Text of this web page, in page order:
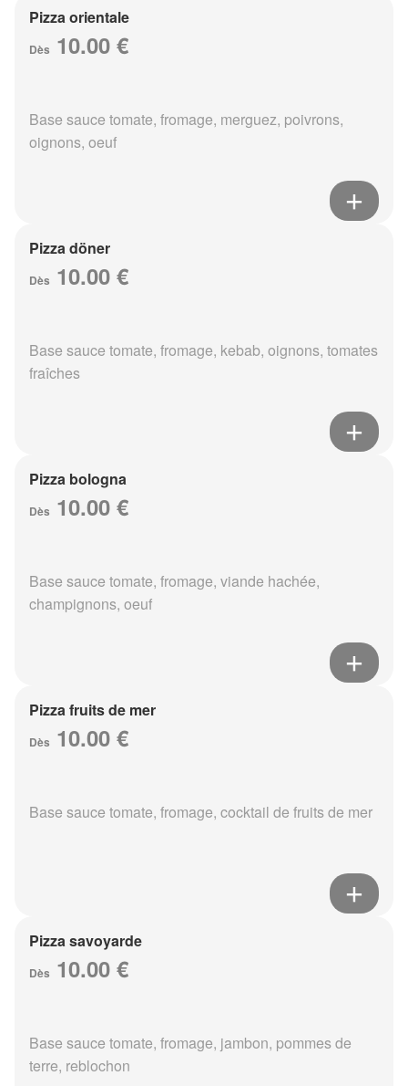
Pizza orientale
Dès 10.00 €
Base sauce tomate, fromage, merguez, poivrons,
oignons, oeuf
Pizza döner
Dès 10.00 €
Base sauce tomate, fromage, kebab, oignons, tomates
fraîches
Pizza bologna
Dès 10.00 €
Base sauce tomate, fromage, viande hachée,
champignons, oeuf
Pizza fruits de mer
Dès 10.00 €
Base sauce tomate, fromage, cocktail de fruits de mer
Pizza savoyarde
Dès 10.00 €
Base sauce tomate, fromage, jambon, pommes de
terre, reblochon